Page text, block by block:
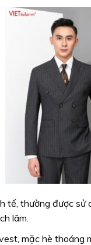
tế, thường được
lãm.
, mặc hè thoáng